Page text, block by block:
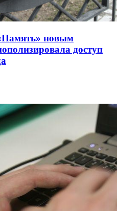
новым
доступ